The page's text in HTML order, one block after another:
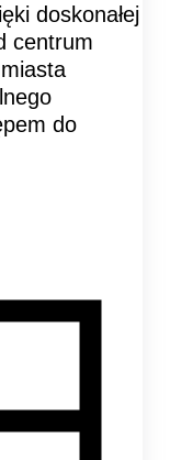
doskonałej
centrum
do